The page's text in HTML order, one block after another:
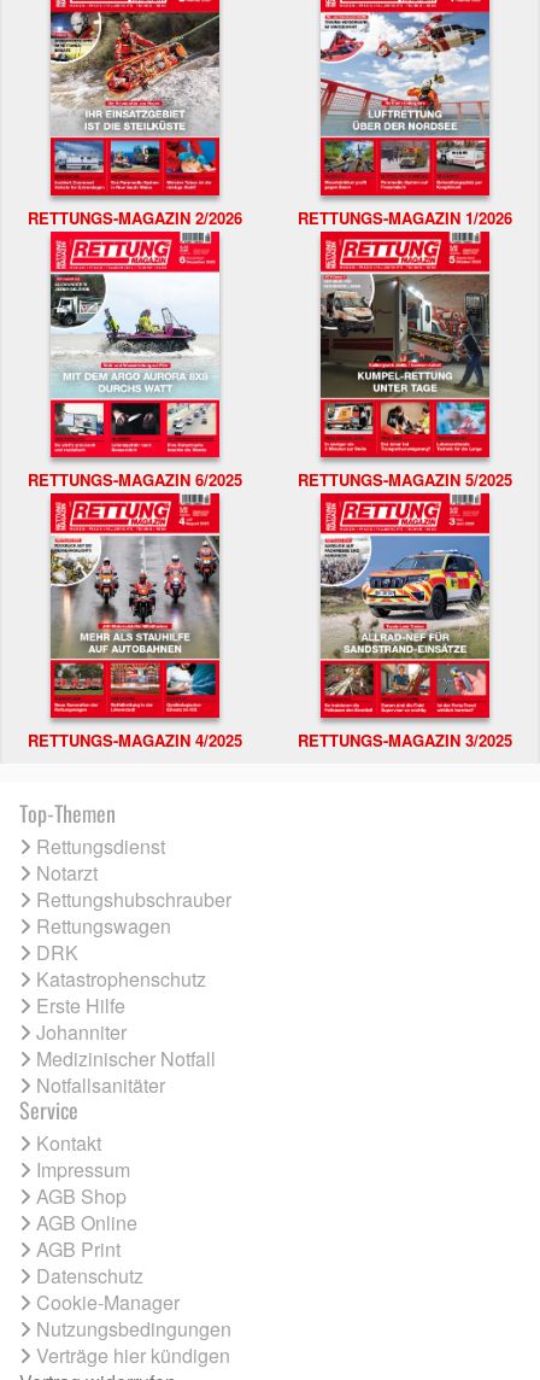
RETTUNGS-MAGAZIN 2/2026 RETTUNGS-MAGAZIN 1/2026
RETTUNGS-MAGAZIN 6/2025 RETTUNGS-MAGAZIN 5/2025
RETTUNGS-MAGAZIN 4/2025 RETTUNGS-MAGAZIN 3/2025
Top-Themen
Rettungsdienst
Notarzt
Rettungshubschrauber
Rettungswagen
DRK
Katastrophenschutz
Erste Hilfe
Johanniter
Medizinischer Notfall
Notfallsanitäter
Service
Kontakt
Impressum
AGB Shop
AGB Online
AGB Print
Datenschutz
Cookie-Manager
Nutzungsbedingungen
Verträge hier kündigen